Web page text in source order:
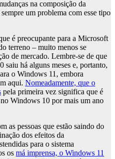
na composição da
um problema com esse tipo
é preocupante para a Microsoft
terreno – muito menos se
de mercado. Lembre-se de que
há alguns meses e, portanto,
o Windows 11, embora
aqui. Nomeadamente, que o
pela primeira vez significa que é
Windows 10 por mais um ano
as pessoas que estão saindo do
dos efeitos da
para o sistema
os má imprensa, o Windows 11